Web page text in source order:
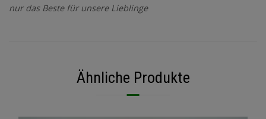
nur das Beste für unsere Lieblinge
Ähnliche Produkte